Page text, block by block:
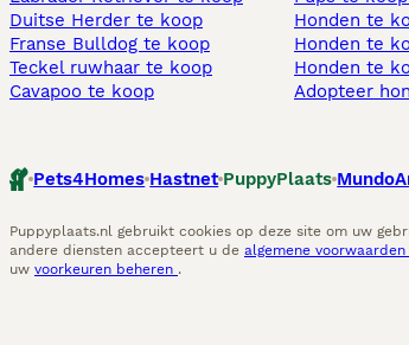
Duitse Herder te koop
Franse Bulldog te koop
Teckel ruwhaar te koop
Cavapoo te koop
Honden te
Honden te
Honden te
Adopteer
Pets4Homes Hastnet PuppyPlaats
Puppyplaats.nl gebruikt cookies op deze site om uw
andere diensten accepteert u de algemene voorwaarden
uw voorkeuren beheren .